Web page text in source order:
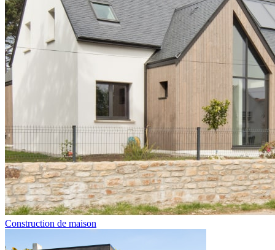
Construction de maison